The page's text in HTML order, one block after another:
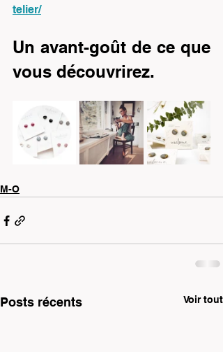
telier/
Un avant-goût de ce que
vous découvrirez.
M-O
Posts récents Voir tout